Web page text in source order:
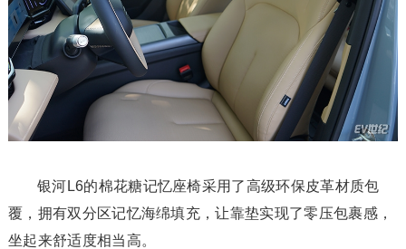
银河L6的棉花糖记忆座椅采用了高级环保皮革材质包
覆，拥有双分区记忆海绵填充，让靠垫实现了零压包裹感，
坐起来舒适度相当高。